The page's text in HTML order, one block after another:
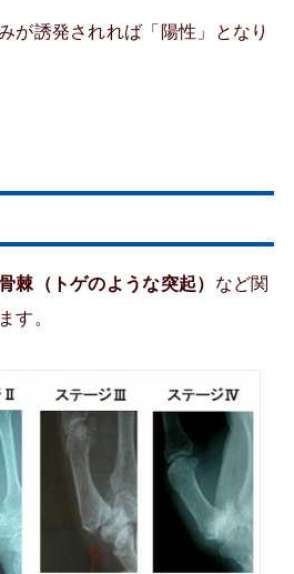
が誘発されれば「陽性」となり
棘（トゲのような突起） など関
す。